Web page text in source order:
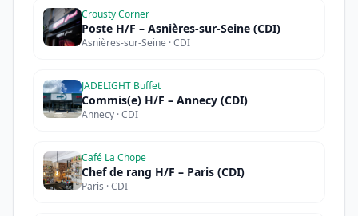
Crousty Corner
Poste H/F – Asnières-sur-Seine (CDI)
Asnières-sur-Seine · CDI
JADELIGHT Buffet
Commis(e) H/F – Annecy (CDI)
Annecy · CDI
Café La Chope
Chef de rang H/F – Paris (CDI)
Paris · CDI